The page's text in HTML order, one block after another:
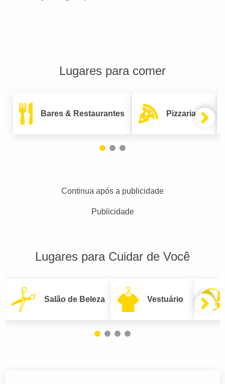
Lugares para comer
Bares & Restaurantes Pizzarias
Continua após a publicidade
Publicidade
Lugares para Cuidar de Você
Salão de Beleza Vestuário